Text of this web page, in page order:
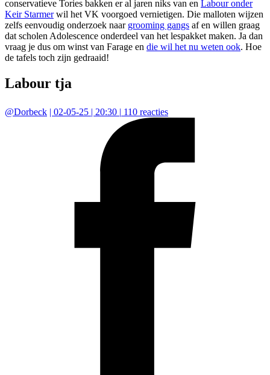
conservatieve Tories bakken er al jaren niks van en Labour onder
Keir Starmerwil het VK voorgoed vernietigen. Die malloten wijzen
zelfs eenvoudig onderzoek naar grooming gangs af en willen graag
dat scholen Adolescence onderdeel van het lespakket maken. Ja dan
vraag je dus om winst van Farage en die wil het nu weten ook. Hoe
de tafels toch zijn gedraaid!
Labour tja
@Dorbeck | 02-05-25 | 20:30 | 110 reacties